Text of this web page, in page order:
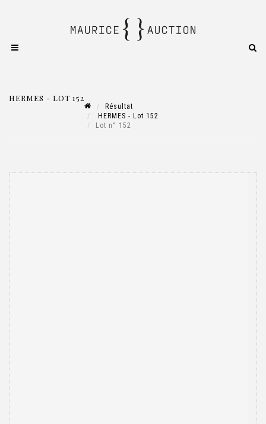
HERMES - LOT 152
Résultat
HERMES - Lot 152
Lot n° 152